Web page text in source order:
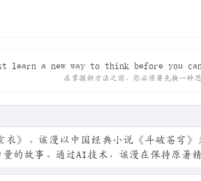
learn a new way to think before you
在掌握新方法之前，你必须要先换一种
》。该漫以中国经典小说《斗破苍穹
的故事。通过AI技术，该漫在保持原著